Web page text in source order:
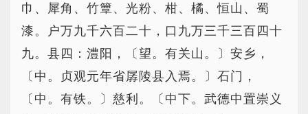
巾、犀角、竹簟、光粉、柑、橘、恒山、蜀
漆。户万九千六百二十，口九万三千三百四十
九。县四：澧阳，〔望。有关山。〕安乡，
〔中。贞观元年省孱陵县入焉。〕石门，
〔中。有铁。〕慈利。〔中下。武德中置崇义